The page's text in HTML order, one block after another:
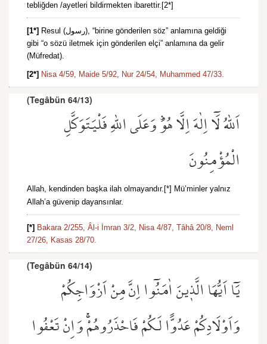
tebliğden /ayetleri bildirmekten ibarettir.[2*]
[1*] Resul (رسول), “birine gönderilen söz” anlamına geldiği
gibi “o sözü iletmek için gönderilen elçi” anlamına da gelir
(Müfredat).
[2*] Nisa 4/59, Maide 5/92, Nur 24/54, Muhammed 47/33.
(Tegâbün 64/13)
اَللّٰهُ لَٓا اِلٰهَ اِلَّا هُوَۜ وَعَلَى اللّٰهِ فَلْيَتَوَكَّلِ
الْمُؤْمِنُونَ
Allah, kendinden başka ilah olmayandır.[*] Mü’minler yalnız
Allah’a güvenip dayansınlar.
[*] Bakara 2/255, Âl-i İmran 3/2, Nisa 4/87, Tâhâ 20/8, Neml
27/26, Kasas 28/70.
(Tegâbün 64/14)
يَٓا اَيُّهَا الَّذ۪ينَ اٰمَنُٓوا اِنَّ مِنْ اَزْوَاجِكُمْ
وَاَوْلَادِكُمْ عَدُوًّا لَكُمْ فَاحْذَرُوهُمْۚ وَاِنْ تَعْفُوا